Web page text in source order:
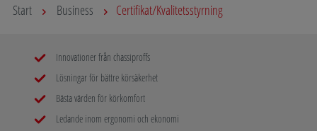
Start Business Certifikat/Kvalitetsstyrning
Innovationer från chassiproffs
Lösningar för bättre körsäkerhet
Bästa värden för körkomfort
Ledande inom ergonomi och ekonomi